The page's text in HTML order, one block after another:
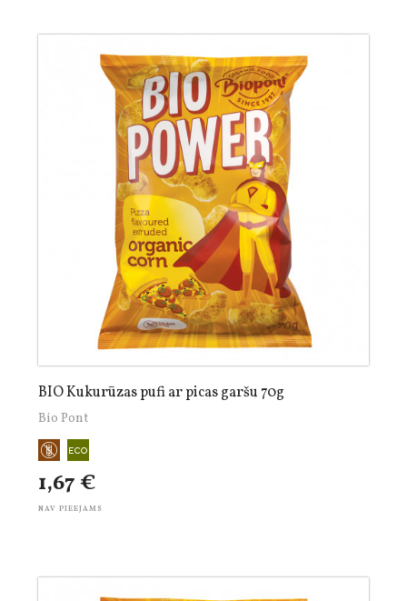
BIO Kukurūzas pufi ar picas garšu 70g
Bio Pont
1,67 €
NAV PIEEJAMS